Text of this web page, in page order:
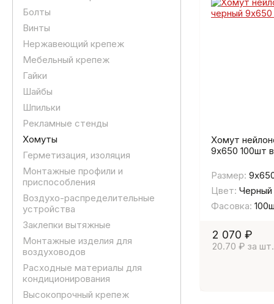
75-80
8-12
87-93
87-94
87-95
99-105
Болты
Винты
Нержавеющий крепеж
Мебельный крепеж
Гайки
Шайбы
Шпильки
Рекламные стенды
Хомуты
Герметизация, изоляция
Монтажные профили и
приспособления
Воздухо-распределительные
устройства
Заклепки вытяжные
Монтажные изделия для
воздуховодов
Расходные материалы для
кондиционирования
Высокопрочный крепеж
Хомут
9х650 100шт
Размер:
Цвет: Черный
Фасовка:
2 070 ₽
20.70 ₽ за шт.